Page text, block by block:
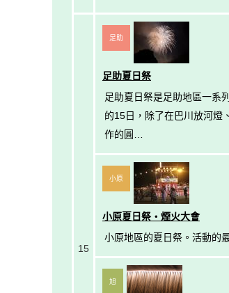
15
足助
足助夏日祭
足助夏日祭是足助地區一系
的15日，除了在巴川放河燈
作的圓…
小原
小原夏日祭・煙火大會
小原地區的夏日祭。活動的
旭